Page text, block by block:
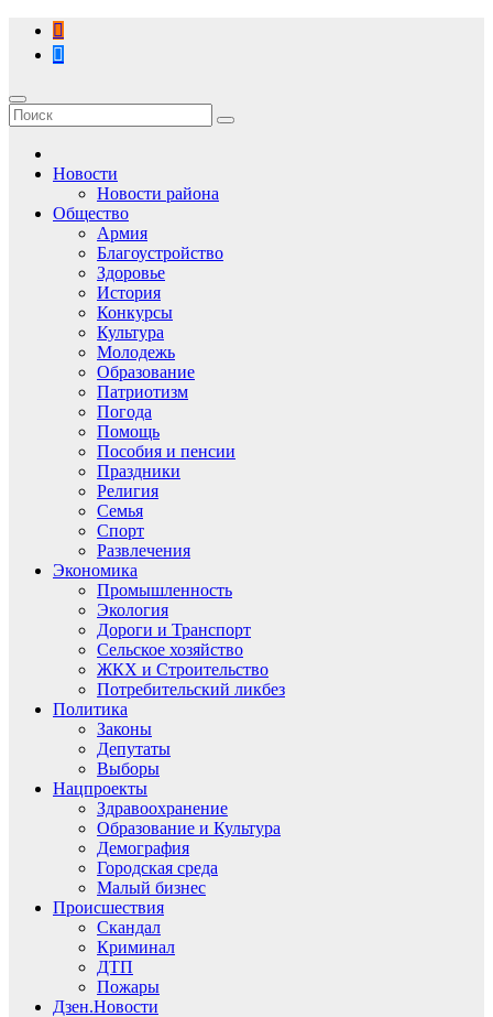
Перейти
содержимому
Новости
Новости района
Общество
Армия
Благоустройство
Здоровье
История
Конкурсы
Культура
Молодежь
Образование
Патриотизм
Погода
Помощь
Пособия и пенсии
Праздники
Религия
Семья
Спорт
Развлечения
Экономика
Промышленность
Экология
Дороги и Транспорт
Сельское хозяйство
ЖКХ и Строительство
Потребительский ликбез
Политика
Законы
Депутаты
Выборы
Нацпроекты
Здравоохранение
Образование и Культура
Демография
Городская среда
Малый бизнес
Происшествия
Скандал
Криминал
ДТП
Пожары
Дзен.Новости